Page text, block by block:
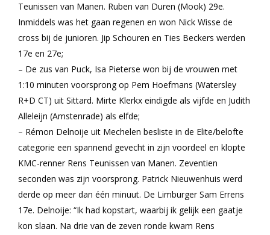
Teunissen van Manen. Ruben van Duren (Mook) 29e.
Inmiddels was het gaan regenen en won Nick Wisse de
cross bij de junioren. Jip Schouren en Ties Beckers werden
17e en 27e;
– De zus van Puck, Isa Pieterse won bij de vrouwen met
1:10 minuten voorsprong op Pem Hoefmans (Watersley
R+D CT) uit Sittard. Mirte Klerkx eindigde als vijfde en Judith
Alleleijn (Amstenrade) als elfde;
– Rémon Delnoije uit Mechelen besliste in de Elite/belofte
categorie een spannend gevecht in zijn voordeel en klopte
KMC-renner Rens Teunissen van Manen. Zeventien
seconden was zijn voorsprong. Patrick Nieuwenhuis werd
derde op meer dan één minuut. De Limburger Sam Errens
17e. Delnoije: “Ik had kopstart, waarbij ik gelijk een gaatje
kon slaan. Na drie van de zeven ronde kwam Rens